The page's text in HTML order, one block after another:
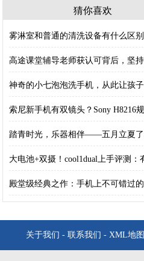
猜你喜欢
雾淋室和普通的清洗设备有什么区别
高途课堂辅导老师获认可背后，坚
神奇的小七泡泡洗手机，从此让孩
索尼新手机有双镜头？Sony H8216
踏青时光，乐器相伴——五月立夏
大电池+双摄！cool1dual上手评测：
殿堂级经典之作：手机上不可错过
关于我们 - 联系我们 - XML地图